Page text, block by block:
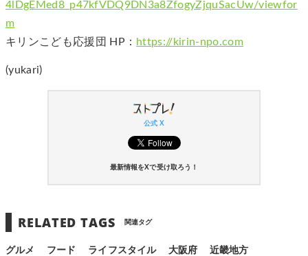
4lDgEMed8_p47kfVDQ9DN3a8ZfogyZjquSacUw/viewfor
m
キリンこども応援団 HP： https://kirin-npo.com
(yukari)
公式 X
最新情報をXで受け取ろう！
RELATED TAGS 関連タグ
グルメ フード ライフスタイル 大阪府 近畿地方